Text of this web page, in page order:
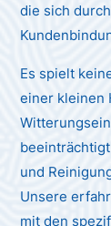
die sich
Es spielt
einer kleinen
und
Unsere
mit den